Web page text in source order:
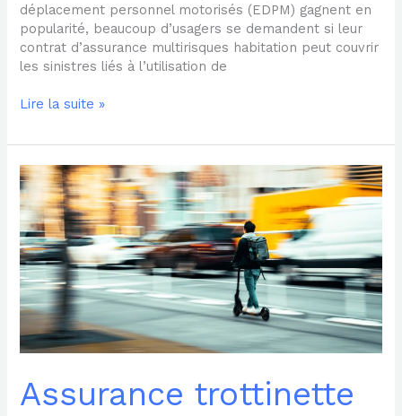
déplacement personnel motorisés (EDPM) gagnent en
popularité, beaucoup d’usagers se demandent si leur
contrat d’assurance multirisques habitation peut couvrir
les sinistres liés à l’utilisation de
Lire la suite »
Assurance trottinette
Assurance
trottinette
électrique
et
nvei
:
quelles
obligations
doit-
on